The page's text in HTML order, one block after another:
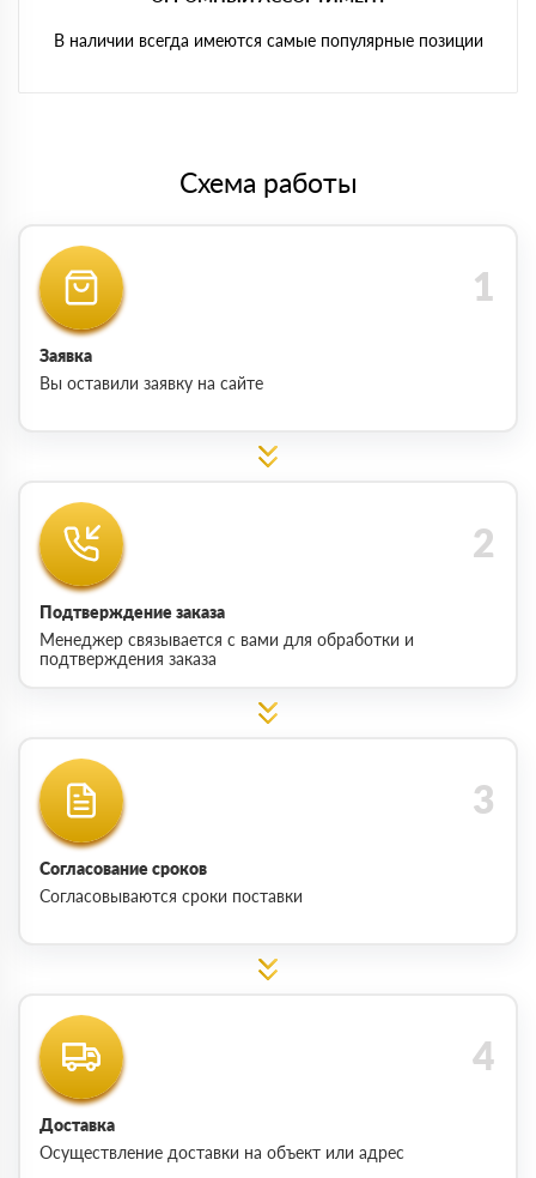
В наличии всегда имеются самые популярные позиции
Схема работы
Заявка
Вы оставили заявку на сайте
Подтверждение заказа
Менеджер связывается с вами для обработки и
подтверждения заказа
Согласование сроков
Согласовываются сроки поставки
Доставка
Осуществление доставки на объект или адрес